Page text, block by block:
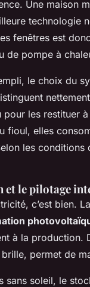
Une maison
technologie
fenêtres est
de pompe à
le choix du
pour les restituer
fioul, elles
les
et le pilotage
c’est bien.
à la
permet de
sans soleil, le